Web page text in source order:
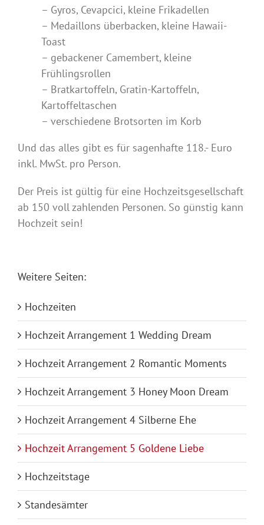
– Gyros, Cevapcici, kleine Frikadellen
– Medaillons überbacken, kleine Hawaii-
Toast
– gebackener Camembert, kleine
Frühlingsrollen
– Bratkartoffeln, Gratin-Kartoffeln,
Kartoffeltaschen
– verschiedene Brotsorten im Korb
Und das alles gibt es für sagenhafte 118.- Euro
inkl. MwSt. pro Person.
Der Preis ist gültig für eine Hochzeitsgesellschaft
ab 150 voll zahlenden Personen. So günstig kann
Hochzeit sein!
Weitere Seiten:
Hochzeiten
Hochzeit Arrangement 1 Wedding Dream
Hochzeit Arrangement 2 Romantic Moments
Hochzeit Arrangement 3 Honey Moon Dream
Hochzeit Arrangement 4 Silberne Ehe
Hochzeit Arrangement 5 Goldene Liebe
Hochzeitstage
Standesämter